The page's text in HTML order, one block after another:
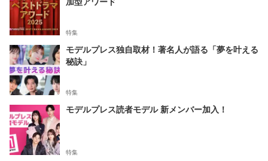
特集
モデルプレス独自取材！著名人が語る「夢を叶える
秘訣」
特集
モデルプレス読者モデル 新メンバー加入！
特集